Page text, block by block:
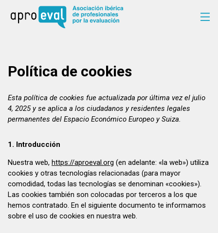
Política de cookies
Esta política de cookies fue actualizada por última vez el julio
4, 2025 y se aplica a los ciudadanos y residentes legales
permanentes del Espacio Económico Europeo y Suiza.
1. Introducción
Nuestra web, https://aproeval.org (en adelante: «la web») utiliza
cookies y otras tecnologías relacionadas (para mayor
comodidad, todas las tecnologías se denominan «cookies»).
Las cookies también son colocadas por terceros a los que
hemos contratado. En el siguiente documento te informamos
sobre el uso de cookies en nuestra web.